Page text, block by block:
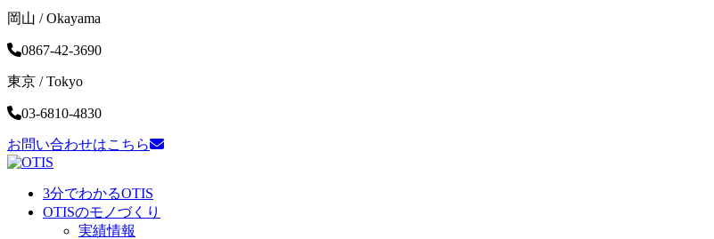
岡山 / Okayama
0867-42-3690
東京 / Tokyo
03-6810-4830
お問い合わせはこちら
3分でわかるOTIS
OTISのモノづくり
実績情報